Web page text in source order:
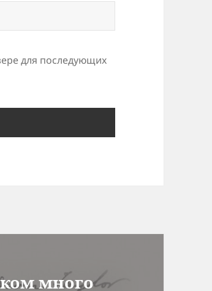
для последующих
много